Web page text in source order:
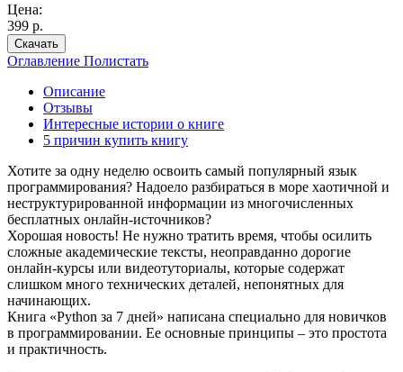
Цена:
399 р.
Скачать
Оглавление Полистать
Описание
Отзывы
Интересные истории о книге
5 причин купить книгу
Хотите за одну неделю освоить самый популярный язык
программирования? Надоело разбираться в море хаотичной и
неструктурированной информации из многочисленных
бесплатных онлайн-источников?
Хорошая новость! Не нужно тратить время, чтобы осилить
сложные академические тексты, неоправданно дорогие
онлайн-курсы или видеотуториалы, которые содержат
слишком много технических деталей, непонятных для
начинающих.
Книга «Python за 7 дней» написана специально для новичков
в программировании. Ее основные принципы – это простота
и практичность.